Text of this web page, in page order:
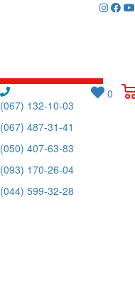
0
(067) 132-10-03
(067) 487-31-41
(050) 407-63-83
(093) 170-26-04
(044) 599-32-28